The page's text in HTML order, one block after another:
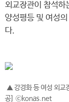
외교장관이 참석하
양성평등 및 여성
다.
▲ 강경화 등 여성 외교
공] ⓒkonas.net